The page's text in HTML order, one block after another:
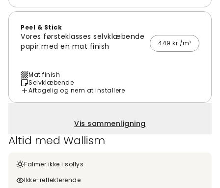
Peel & Stick
Vores førsteklasses selvklæbende
papir med en mat finish
449 kr./m²
Mat finish
Selvklæbende
Aftagelig og nem at installere
Vis sammenligning
Altid med Wallism
Falmer ikke i sollys
Ikke-reflekterende